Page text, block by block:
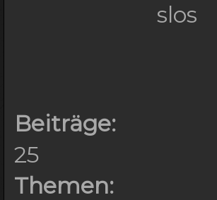
Beiträge:
25
Themen:
slos